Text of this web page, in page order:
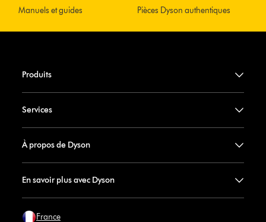
Manuels et guides Pièces Dyson authentiques
Produits
Services
À propos de Dyson
En savoir plus avec Dyson
France